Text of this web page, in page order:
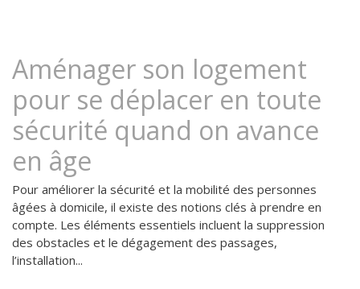
Aménager son logement
pour se déplacer en toute
sécurité quand on avance
en âge
Pour améliorer la sécurité et la mobilité des personnes
âgées à domicile, il existe des notions clés à prendre en
compte. Les éléments essentiels incluent la suppression
des obstacles et le dégagement des passages,
l’installation...